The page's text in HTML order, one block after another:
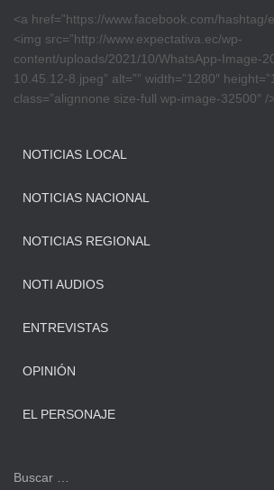
<a href=”https://www.facebook.com/hashtag/
<img src=”http://www.expectativa.ec/wp-
content/uploads/2021/10/WhatsApp-Image-
10.45.12-8.jpeg” alt=”” width=”1280″
class=”alignnone size-full wp-image-32500″ /
NOTICIAS LOCAL
NOTICIAS NACIONAL
NOTICIAS REGIONAL
NOTI AUDIOS
ENTREVISTAS
OPINIÓN
EL PERSONAJE
B
Buscar …